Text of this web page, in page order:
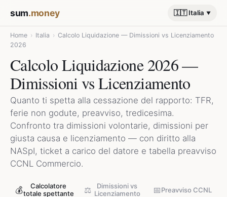
sum.money 🇮🇹 Italia
Home › Italia › Calcolo Liquidazione — Dimissioni vs Licenziamento
2026
Calcolo Liquidazione 2026 —
Dimissioni vs Licenziamento
Quanto ti spetta alla cessazione del rapporto: TFR,
ferie non godute, preavviso, tredicesima.
Confronto tra dimissioni volontarie, dimissioni per
giusta causa e licenziamento — con diritto alla
NASpI, ticket a carico del datore e tabella preavviso
CCNL Commercio.
💰
Calcolatore
totale spettante
⚖️
Dimissioni vs
Licenziamento
📅Preavviso CCNL